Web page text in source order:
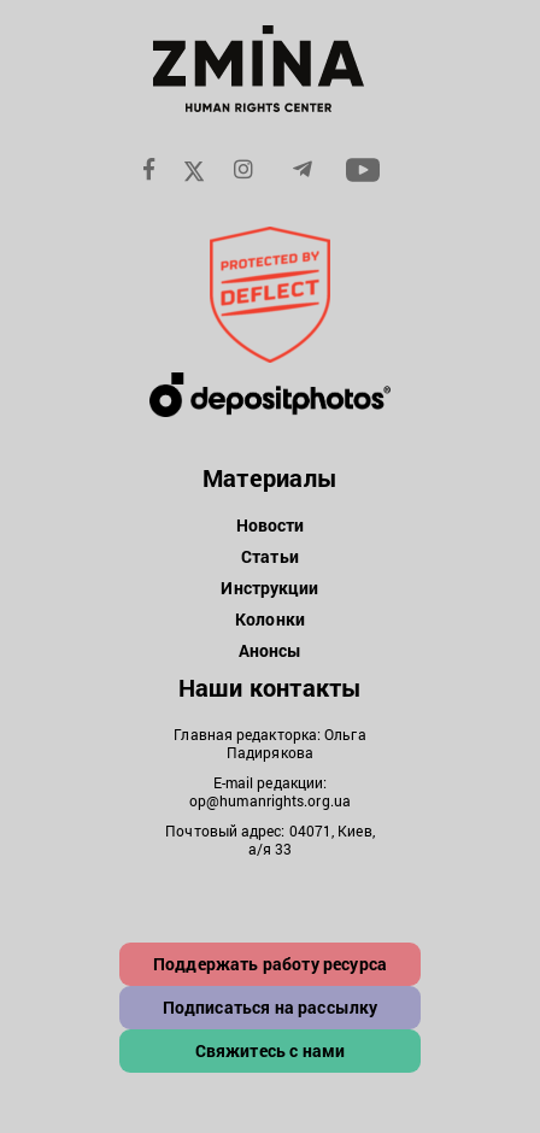
Материалы
Новости
Статьи
Инструкции
Колонки
Анонсы
Наши контакты
Главная редакторка: Ольга
Падирякова
E-mail редакции:
op@humanrights.org.ua
Почтовый адрес: 04071, Киев,
а/я 33
Поддержать работу ресурса
Подписаться на рассылку
Свяжитесь с нами